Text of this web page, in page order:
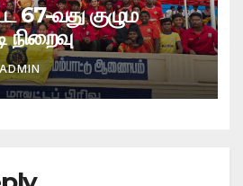
வது குழும
ADMIN